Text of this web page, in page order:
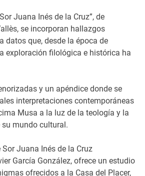
Juana Inés de la Cruz”, de
se incorporan hallazgos
datos que, desde la época de
exploración filológica e histórica ha
y un apéndice donde se
interpretaciones contemporáneas
Musa a la luz de la teología y la
mundo cultural.
Juana Inés de la Cruz
García González, ofrece un estudio
ofrecidos a la Casa del Placer,